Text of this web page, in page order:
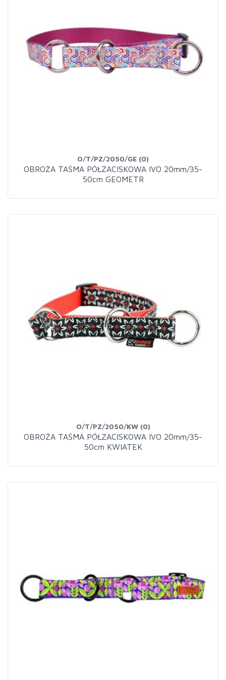
O/T/PZ/2050/GE (0)
OBROŻA TAŚMA PÓŁZACISKOWA IVO 20mm/35-
50cm GEOMETR
O/T/PZ/2050/KW (0)
OBROŻA TAŚMA PÓŁZACISKOWA IVO 20mm/35-
50cm KWIATEK